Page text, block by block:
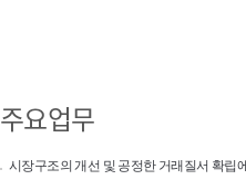
주요업무
시장구조의 개선 및 공정한 거래질서 확립